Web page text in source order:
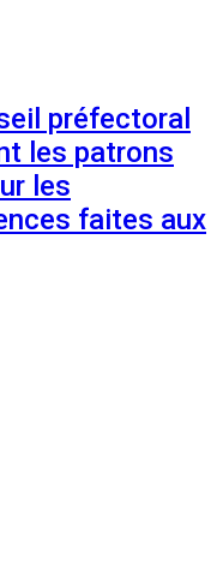
préfectoral
les patrons
les
faites aux